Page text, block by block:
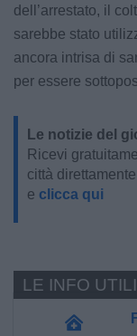
dell’arrestato, il
sarebbe stato
ancora intrisa di
per essere
Le notizie del
Ricevi
città
e clicca qui
LE INFO